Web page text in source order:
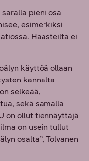
pieni osa
esimerkiksi
Haasteilta ei
käyttöä ollaan
kannalta
selkeää,
sekä samalla
on ollut tiennäyttäjä
on usein tullut
osalta”, Tolvanen